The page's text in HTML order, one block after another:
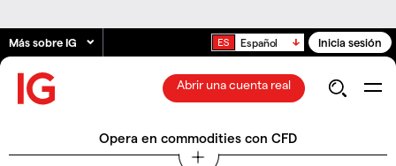
Más sobre IG Español Inicia sesión
Abrir una cuenta real
Opera en commodities con CFD